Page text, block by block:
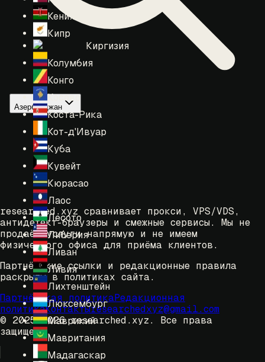
Кения
Кипр
Киргизия
Колумбия
Конго
Косово
Коста-Рика
Кот-д'Ивуар
Куба
Кувейт
Кюрасао
Лаос
Лесото
Либерия
Ливан
Ливия
Лихтенштейн
Люксембург
Маврикий
Мавритания
Мадагаскар
Азербайджан
researched.xyz сравнивает прокси, VPS/VDS,
антидетект-браузеры и смежные сервисы. Мы не
продаём услуги напрямую и не имеем
физического офиса для приёма клиентов.
Партнёрские ссылки и редакционные правила
раскрыты в политиках сайта.
Партнёрская политикаРедакционная
политикаКонтактыresearchedxyz@gmail.com
© 2025-2026 researched.xyz. Все права
защищены.